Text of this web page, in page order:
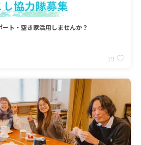
ート・空き家活用しませんか？
19